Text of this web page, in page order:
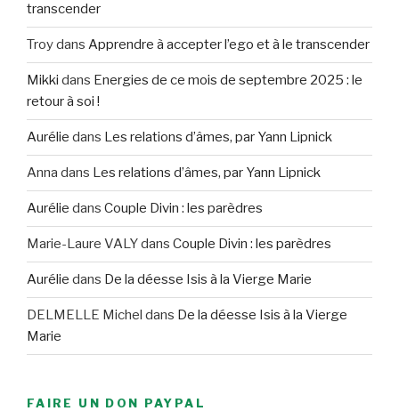
transcender
Troydans Apprendre à accepter l’ego et à le transcender
Mikki dans Energies de ce mois de septembre 2025 : le
retour à soi !
Aurélie dans Les relations d’âmes, par Yann Lipnick
Anna dans Les relations d’âmes, par Yann Lipnick
Aurélie dans Couple Divin : les parèdres
Marie-Laure VALYdans Couple Divin : les parèdres
Aurélie dans De la déesse Isis à la Vierge Marie
DELMELLE Michel dans De la déesse Isis à la Vierge
Marie
FAIRE UN DON PAYPAL